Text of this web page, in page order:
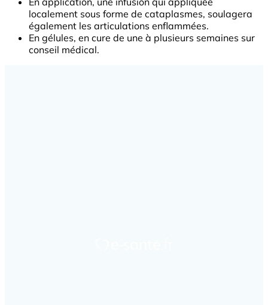
localement sous forme de cataplasmes, soulagera
également les articulations enflammées.
En gélules, en cure de une à plusieurs semaines sur
conseil médical.